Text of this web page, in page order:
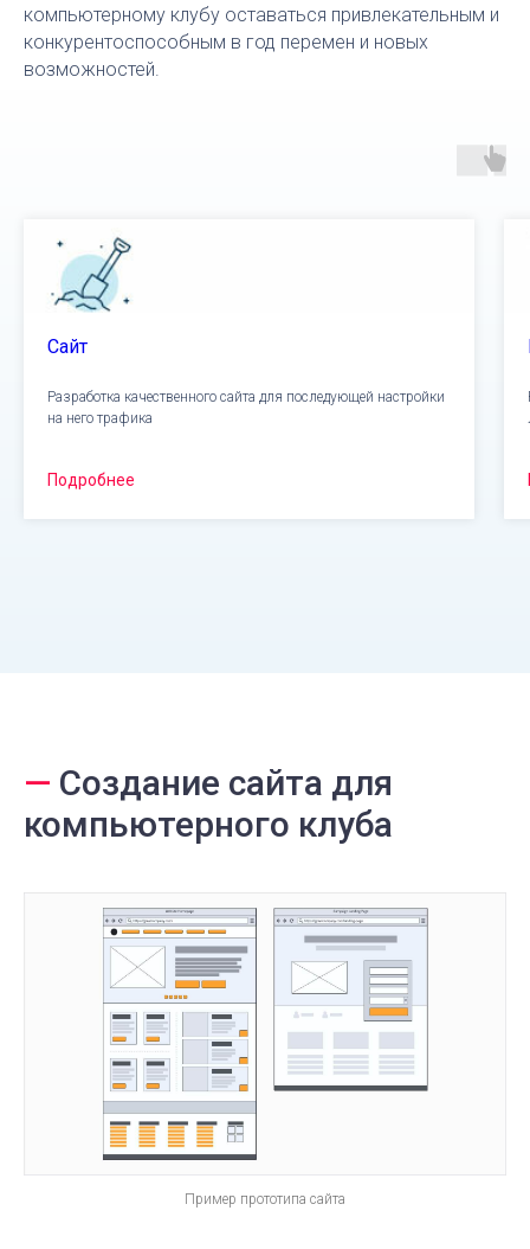
компьютерному клубу оставаться привлекательным и
конкурентоспособным в год перемен и новых
возможностей.
Сайт
Разработка качественного сайта для последующей настройки
на него трафика
Подробнее
— Создание сайта для
компьютерного клуба
Пример прототипа сайта